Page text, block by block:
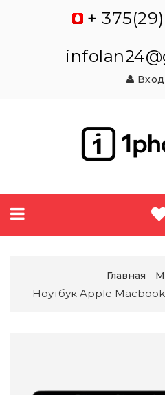
+
Вход
Главная
Ноутбук Apple